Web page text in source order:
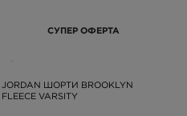
СУПЕР ОФЕРТА
JORDAN ШОРТИ BROOKLYN
FLEECE VARSITY